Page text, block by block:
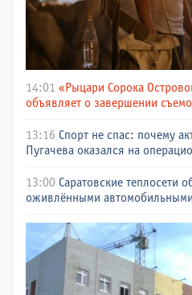
14:01 «Рыцари Сорока
объявляет о завершении
13:16 Спорт не спас: почему
Пугачева оказался на
13:00 Саратовские теплосети
оживлёнными